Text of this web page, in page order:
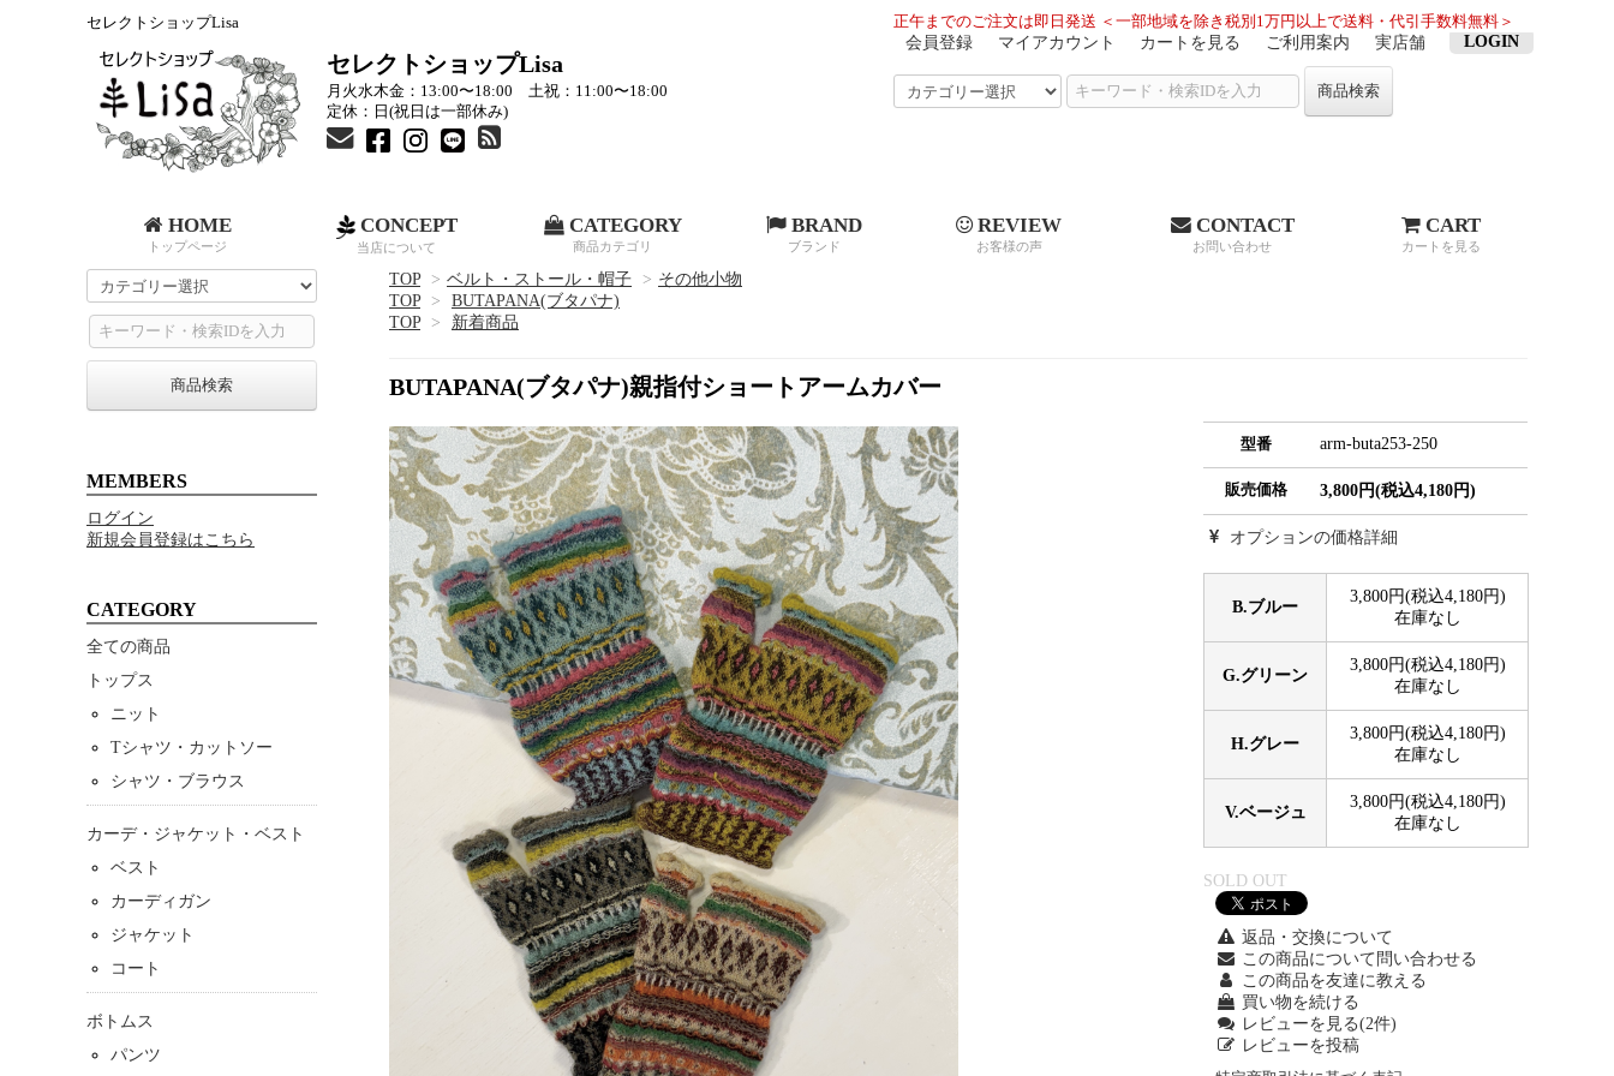
正午までのご注文は即日発送 ＜一部地域を除き税別1万円以上で送料・代引手数料無料＞
会員登録 マイアカウント カートを見る ご利用案内 実店舗 LOGIN
商品検索
セレクトショップLisa
セレクトショップLisa
月火水木金：13:00〜18:00 土祝：11:00〜18:00
定休：日(祝日は一部休み)
HOME
トップページ
CONCEPT
当店について
CATEGORY
商品カテゴリ
BRAND
ブランド
REVIEW
お客様の声
CONTACT
お問い合わせ
CART
カートを見る
TOP > ベルト・ストール・帽子 > その他小物
TOP
>
BUTAPANA(ブタパナ)
TOP
> 新着商品
BUTAPANA(ブタパナ)親指付ショートアームカバー
型番 arm-buta253-250
販売価格 3,800円(税込4,180円)
オプションの価格詳細
B.ブルー
3,800円(税込4,180円)
在庫なし
G.グリーン
3,800円(税込4,180円)
在庫なし
H.グレー
3,800円(税込4,180円)
在庫なし
V.ベージュ
3,800円(税込4,180円)
在庫なし
SOLD OUT
返品・交換について
この商品について問い合わせる
この商品を友達に教える
買い物を続ける
レビューを見る(2件)
レビューを投稿
商品検索
MEMBERS
ログイン
新規会員登録はこちら
CATEGORY
全ての商品
トップス
ニット
Tシャツ・カットソー
シャツ・ブラウス
カーデ・ジャケット・ベスト
ベスト
カーディガン
ジャケット
コート
ボトムス
パンツ